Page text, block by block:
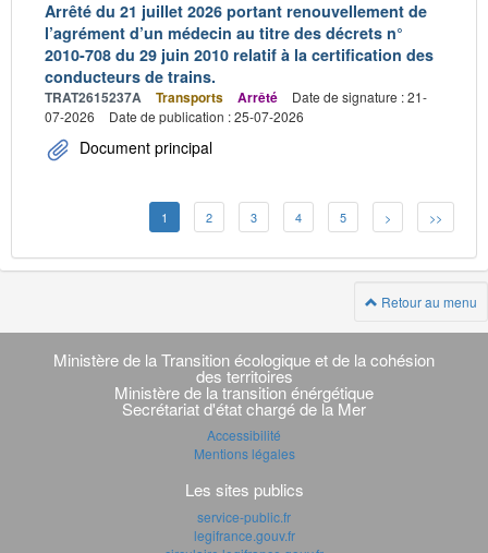
Arrêté du 21 juillet 2026 portant renouvellement de
l’agrément d’un médecin au titre des décrets n°
2010-708 du 29 juin 2010 relatif à la certification des
conducteurs de trains.
TRAT2615237A Transports Arrêté
Date de signature : 21-
07-2026
Date de publication : 25-07-2026
Document principal
1 2 3 4 5 > >>
Retour au menu
Navigation
transverse
Ministère de la Transition écologique et de la cohésion
des territoires
Ministère de la transition énérgétique
Secrétariat d'état chargé de la Mer
Accessibilité
Mentions légales
Les sites publics
service-public.fr
legifrance.gouv.fr